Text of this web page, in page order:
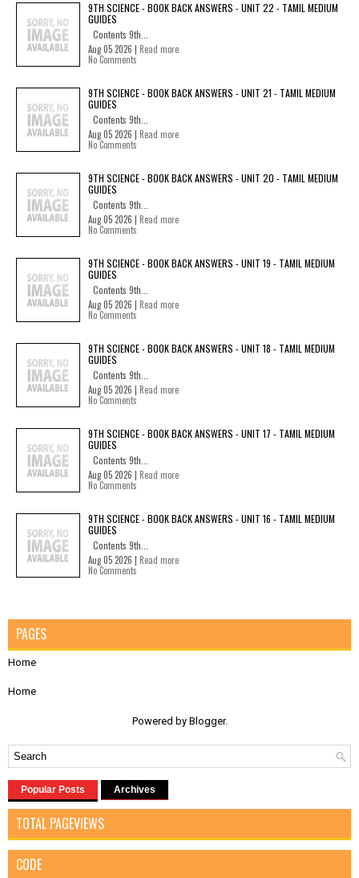
9TH SCIENCE - BOOK BACK ANSWERS - UNIT 22 - TAMIL MEDIUM
GUIDES
Contents 9th...
Aug 05 2026 | Read more
No Comments
9TH SCIENCE - BOOK BACK ANSWERS - UNIT 21 - TAMIL MEDIUM
GUIDES
Contents 9th...
Aug 05 2026 | Read more
No Comments
9TH SCIENCE - BOOK BACK ANSWERS - UNIT 20 - TAMIL MEDIUM
GUIDES
Contents 9th...
Aug 05 2026 | Read more
No Comments
9TH SCIENCE - BOOK BACK ANSWERS - UNIT 19 - TAMIL MEDIUM
GUIDES
Contents 9th...
Aug 05 2026 | Read more
No Comments
9TH SCIENCE - BOOK BACK ANSWERS - UNIT 18 - TAMIL MEDIUM
GUIDES
Contents 9th...
Aug 05 2026 | Read more
No Comments
9TH SCIENCE - BOOK BACK ANSWERS - UNIT 17 - TAMIL MEDIUM
GUIDES
Contents 9th...
Aug 05 2026 | Read more
No Comments
9TH SCIENCE - BOOK BACK ANSWERS - UNIT 16 - TAMIL MEDIUM
GUIDES
Contents 9th...
Aug 05 2026 | Read more
No Comments
PAGES
Home
Home
Powered by Blogger.
Popular Posts Archives
TOTAL PAGEVIEWS
CODE